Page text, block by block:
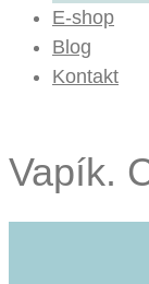
E-shop
Blog
Kontakt
Vapík.